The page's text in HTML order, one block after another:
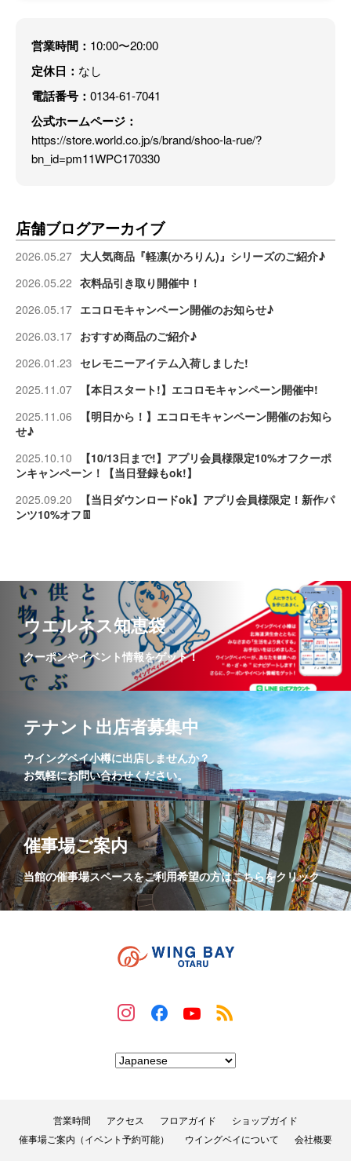
営業時間： 10:00〜20:00
定休日： なし
電話番号： 0134-61-7041
公式ホームページ：
https://store.world.co.jp/s/brand/shoo-la-rue/?
bn_id=pm11WPC170330
店舗ブログアーカイブ
2026.05.27 大人気商品『軽凛(かろりん)』シリーズのご紹介♪
2026.05.22 衣料品引き取り開催中！
2026.05.17 エコロモキャンペーン開催のお知らせ♪
2026.03.17 おすすめ商品のご紹介♪
2026.01.23 セレモニーアイテム入荷しました!
2025.11.07
【本日スタート!】エコロモキャンペーン開催中!
2025.11.06
【明日から！】エコロモキャンペーン開催のお知ら
せ♪
2025.10.10
【10/13日まで!】アプリ会員様限定10%オフクーポ
ンキャンペーン！【当日登録もok!】
2025.09.20
【当日ダウンロードok】アプリ会員様限定！新作パ
ンツ10%オフ👖
ウエルネス知恵袋
クーポンやイベント情報をゲット！
テナント出店者募集中
ウイングベイ小樽に出店しませんか？
お気軽にお問い合わせください。
催事場ご案内
当館の催事場スペースをご利用希望の方はこちらをクリック
営業時間 アクセス フロアガイド
ショップガイド
催事場ご案内（イベント予約可能）
ウイングベイについて 会社概要